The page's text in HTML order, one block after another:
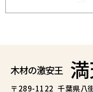
木材の激安王
〒289-1122千葉県八